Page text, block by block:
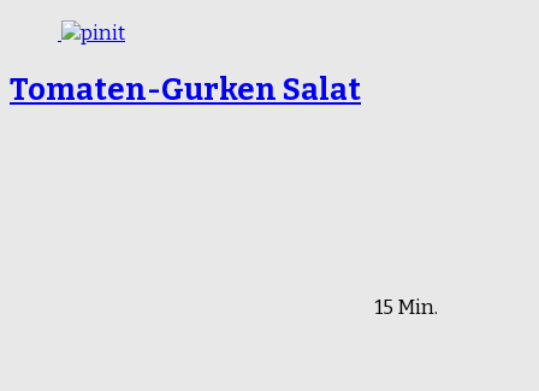
Tomaten-Gurken Salat
15 Min.